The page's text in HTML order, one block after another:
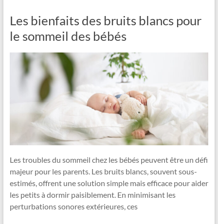
Les bienfaits des bruits blancs pour
le sommeil des bébés
Les troubles du sommeil chez les bébés peuvent être un défi
majeur pour les parents. Les bruits blancs, souvent sous-
estimés, offrent une solution simple mais efficace pour aider
les petits à dormir paisiblement. En minimisant les
perturbations sonores extérieures, ces